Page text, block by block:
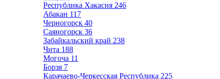
Республика Хакасия 246
Абакан 117
Черногорск 40
Саяногорск 36
Забайкальский край 238
Чита 188
Могоча 11
Борзя 7
Карачаево-Черкесская Республика 225